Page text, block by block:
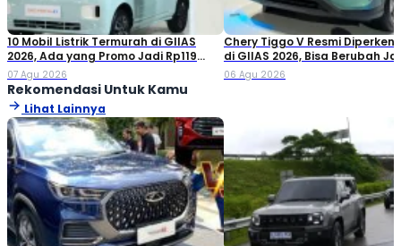
10 Mobil Listrik Termurah di GIIAS
2026, Ada yang Promo Jadi Rp119
Jutaan!
07 Agu 2026
Chery Tiggo V Resmi
di GIIAS 2026, Bisa Berubah
Double Cabin
06 Agu 2026
Rekomendasi Untuk Kamu
Lihat Lainnya